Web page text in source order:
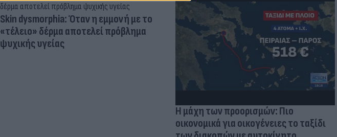
Skin dysmorphia: Όταν η εμμονή με το
«τέλειο» δέρμα αποτελεί πρόβλημα
ψυχικής υγείας
Η μάχη των προορισμών: Πιο
οικονομικά για οικογένειες το ταξίδι